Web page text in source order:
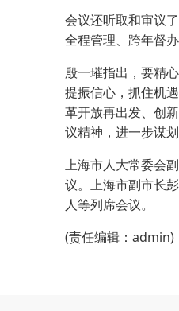
会议还听取和审议
全程管理、跨年督
殷一璀指出，要精
提振信心，抓住机
革开放再出发、创
议精神，进一步谋
上海市人大常委会
议。上海市副市长
人等列席会议。
(责任编辑：admin)